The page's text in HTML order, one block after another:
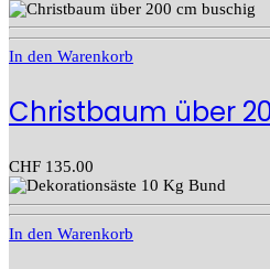
In den Warenkorb
Christbaum über
CHF 135.00
In den Warenkorb